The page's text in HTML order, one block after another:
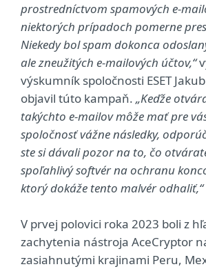
prostredníctvom spamových e-
niektorých prípadoch pomerne
Niekedy bol spam dokonca
ale zneužitých e-mailových účtov,“
výskumník spoločnosti ESET
objavil túto kampaň. „Keďže
takýchto e-mailov môže mať pre
spoločnosť vážne následky,
ste si dávali pozor na to, čo
spoľahlivý softvér na ochranu
ktorý dokáže tento malvér odhaliť,“
V prvej polovici roka 2023 boli z
zachytenia nástroja AceCryptor
zasiahnutými krajinami Peru,